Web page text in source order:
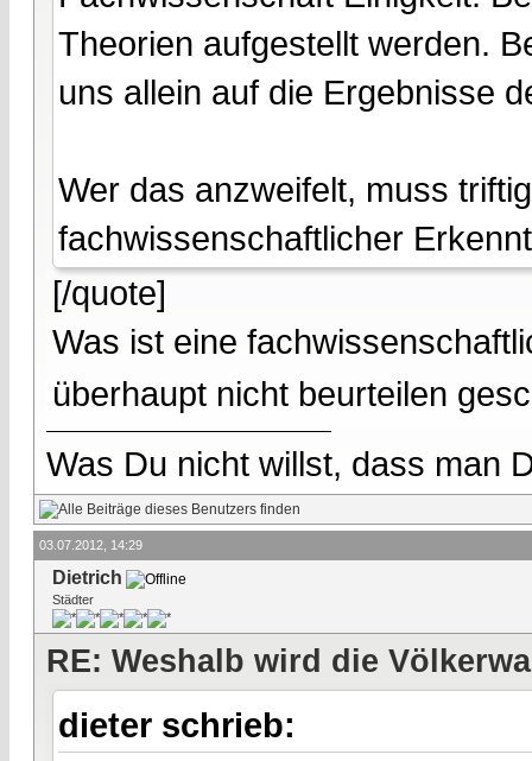
Theorien aufgestellt werden.
uns allein auf die Ergebnisse
Wer das anzweifelt, muss
fachwissenschaftlicher
[/quote]
Was ist eine
überhaupt nicht beurteilen
Was Du nicht willst, dass man
03.07.2012, 14:29
Dietrich
Städter
RE: Weshalb wird die
dieter schrieb: